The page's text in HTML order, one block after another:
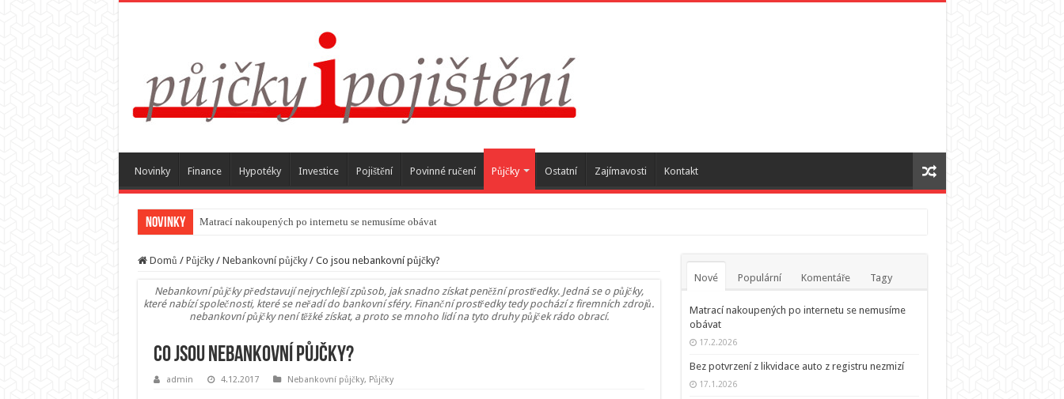
Novinky Finance Hypotéky Investice Pojištění Povinné ručení Půjčky Ostatní Zajímavosti Kontakt
Novinky Matrací nakoupených po internetu se nemusíme obávat
Domů / Půjčky / Nebankovní půjčky / Co jsou nebankovní půjčky?
Nebankovní půjčky představují nejrychlejší způsob, jak snadno získat peněžní prostředky. Jedná se o půjčky,
které nabízí společnosti, které se neřadí do bankovní sféry. Finanční prostředky tedy pochází z firemních zdrojů.
nebankovní půjčky není těžké získat, a proto se mnoho lidí na tyto druhy půjček rádo obrací.
Co jsou nebankovní půjčky?
admin 4.12.2017 Nebankovní půjčky, Půjčky
Nové Populární Komentáře Tagy
Matrací nakoupených po internetu se nemusíme
obávat
17.2.2026
Bez potvrzení z likvidace auto z registru nezmizí
17.1.2026